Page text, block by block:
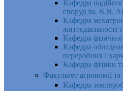
Кафедра
споруд ім. В.Я.
Кафедра
життєдіяльності
Кафедра
Кафедра
переробних і
Кафедра фізики
Факультет агрономії
Кафедра